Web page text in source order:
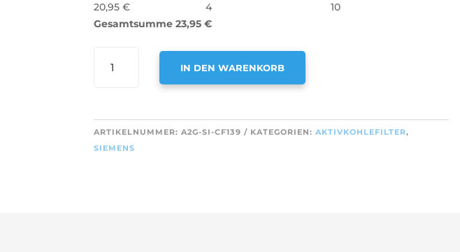
20,95€ 4
10
Gesamtsumme 23,95€
AKTIVKOHLEFILTER
9197060046
/
12026343
IN DEN WARENKORB
T
E
ARTIKELNUMMER:A2G-SI-CF139 KATEGORIEN:AKTIVKOHLEFILTER,
SIEMENS